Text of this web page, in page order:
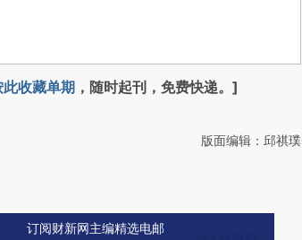
此收藏单期 ，随时起刊，免费快递。]
版面编辑：邱祺璞
订阅财新网主编精选电邮